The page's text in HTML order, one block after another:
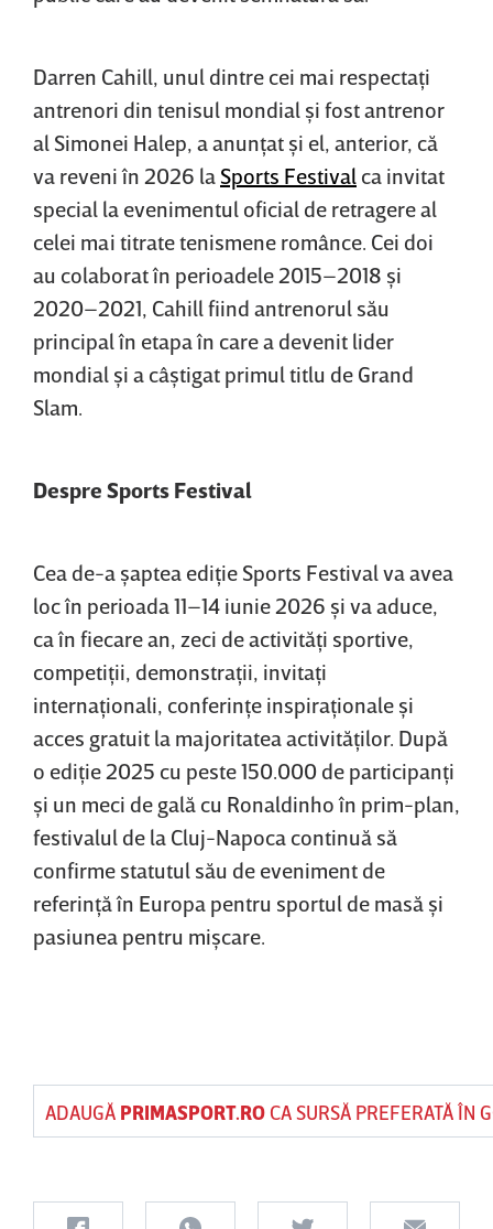
Darren Cahill, unul dintre cei mai respectaţi
antrenori din tenisul mondial şi fost antrenor
al Simonei Halep, a anunţat şi el, anterior, că
va reveni în 2026 la Sports Festival ca invitat
special la evenimentul oficial de retragere al
celei mai titrate tenismene românce. Cei doi
au colaborat în perioadele 2015–2018 şi
2020–2021, Cahill fiind antrenorul său
principal în etapa în care a devenit lider
mondial şi a câştigat primul titlu de Grand
Slam.
Despre Sports Festival
Cea de-a şaptea ediţie Sports Festival va avea
loc în perioada 11–14 iunie 2026 şi va aduce,
ca în fiecare an, zeci de activităţi sportive,
competiţii, demonstraţii, invitaţi
internaţionali, conferinţe inspiraţionale şi
acces gratuit la majoritatea activităţilor. După
o ediţie 2025 cu peste 150.000 de participanţi
şi un meci de gală cu Ronaldinho în prim-plan,
festivalul de la Cluj-Napoca continuă să
confirme statutul său de eveniment de
referinţă în Europa pentru sportul de masă şi
pasiunea pentru mişcare.
ADAUGĂ PRIMASPORT.ROCA SURSĂ PREFERATĂ ÎN